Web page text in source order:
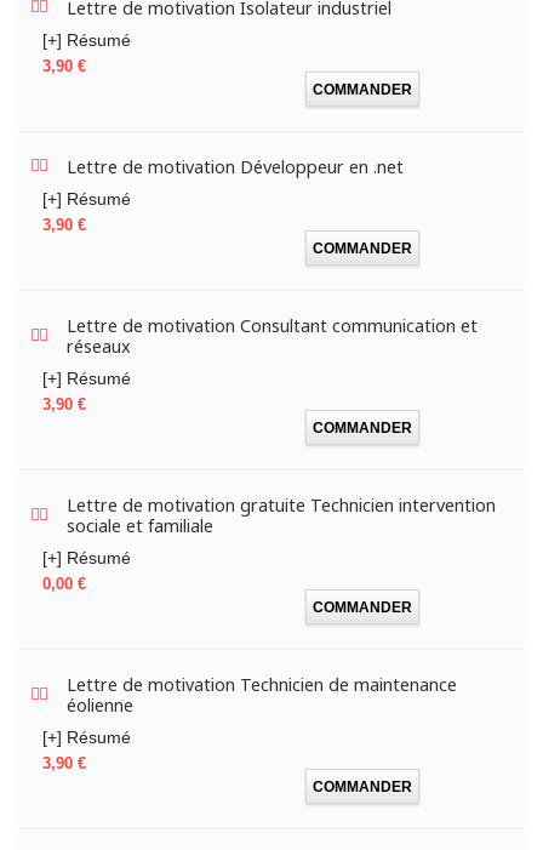
Lettre de motivation Isolateur industriel
[+] Résumé
Prix
3,90 €
COMMANDER
Lettre de motivation Développeur en .net
[+] Résumé
Prix
3,90 €
COMMANDER
Lettre de motivation Consultant communication et
réseaux
[+] Résumé
Prix
3,90 €
COMMANDER
Lettre de motivation gratuite Technicien intervention
sociale et familiale
[+] Résumé
Prix
0,00 €
COMMANDER
Lettre de motivation Technicien de maintenance
éolienne
[+] Résumé
Prix
3,90 €
COMMANDER